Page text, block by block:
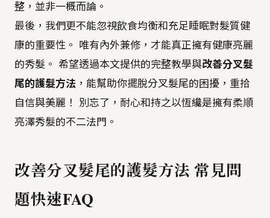
整，並非一概而論。
最後，我們更不能忽視飲食均衡和充足睡眠對髮質健
康的重要性。 唯有內外兼修，才能真正擁有健康亮麗
的秀髮。 希望透過本文提供的完整教學與改善分叉髮
尾的護髮方法 ，能幫助你擺脫分叉髮尾的困擾，重拾
自信與美麗！ 別忘了，耐心和持之以恆纔是擁有柔順
亮澤秀髮的不二法門。
改善分叉髮尾的護髮方法 常見問
題快速FAQ